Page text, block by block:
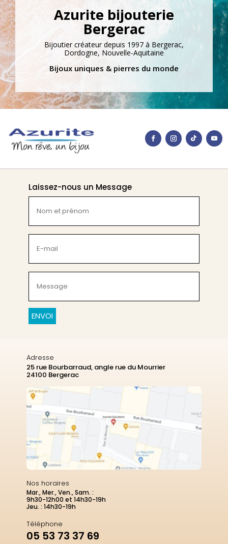
Azurite bijouterie
Bergerac
Bijoutier créateur depuis 1997 à Bergerac,
Dordogne, Nouvelle-Aquitaine
Bijoux uniques & pierres du monde
Laissez-nous un Message
et
prénom
(Nécessaire)
mail
(Nécessaire)
(Nécessaire)
CAPTCHA
Adresse
25 rue Bourbarraud, angle rue du Mourrier
24100 Bergerac
Nos horaires
Mar., Mer., Ven., Sam. :
9h30-12h00 et 14h30-19h
Jeu. : 14h30-19h
Téléphone
05 53 73 37 69